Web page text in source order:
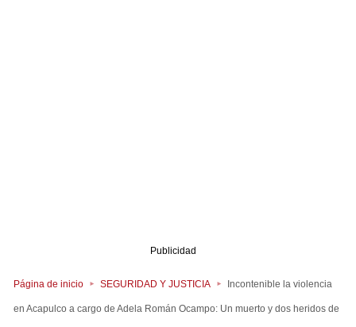
Publicidad
Página de inicio SEGURIDAD Y JUSTICIA Incontenible la violencia
en Acapulco a cargo de Adela Román Ocampo: Un muerto y dos heridos de